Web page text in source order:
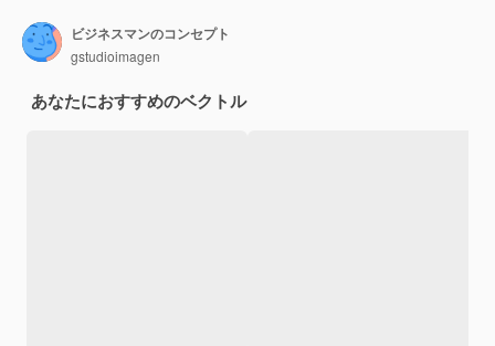
ビジネスマンのコンセプト
gstudioimagen
あなたにおすすめのベクトル